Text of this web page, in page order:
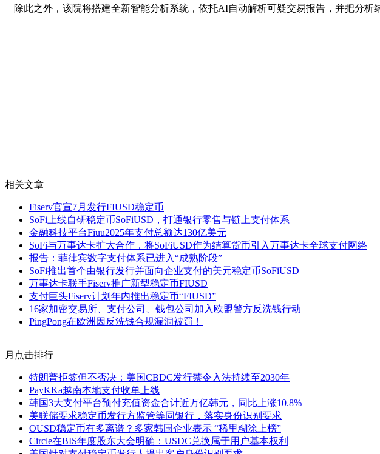
除此之外，该院将搭建全新智能分析系统，依托AI自动解析可疑交易报告，并把分
相关文章
Fiserv官宣7月发行FIUSD稳定币
SoFi上线自研稳定币SoFiUSD，打通银行零售与链上支付体系
金融科技平台Fiuu2025年支付总额达130亿美元
SoFi与万事达卡扩大合作，将SoFiUSD作为结算货币引入万事达卡全球支付网络
报告：菲律宾数字支付体系已进入“成熟阶段”
SoFi推出首个由银行发行并面向企业支付的美元稳定币SoFiUSD
万事达卡联手Fiserv推广新型稳定币FIUSD
支付巨头Fiserv计划年内推出稳定币“FIUSD”
16家加密交易所、支付公司、钱包公司加入欧盟警方反洗钱行动
PingPong在欧洲因反洗钱合规漏洞被罚！
月点击排行
特朗普拒签但不否决：美国CBDC发行禁令入法持续至2030年
PayKKa越南本地支付收单上线
韩国3大支付平台预付充值资金合计近万亿韩元，同比上涨10.8%
美联储要求稳定币发行方监管等同银行，落实身份识别要求
OUSD稳定币有多离谱？多家韩国企业表示 “稀里糊涂上榜”
Circle在BIS年度股东大会明确：USDC兑换属于用户基本权利